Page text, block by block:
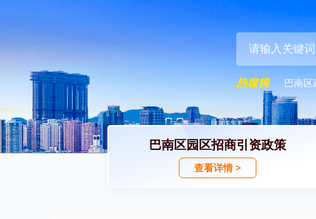
巴南区
巴南区园区招商引资政策
查看详情 >